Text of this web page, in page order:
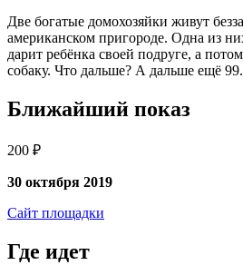
Две богатые домохозяйки живут
американском пригороде. Одна из
дарит ребёнка своей подруге, а
собаку. Что дальше? А дальше ещё
Ближайший показ
200 ₽
30 октября 2019
Сайт площадки
Где идет